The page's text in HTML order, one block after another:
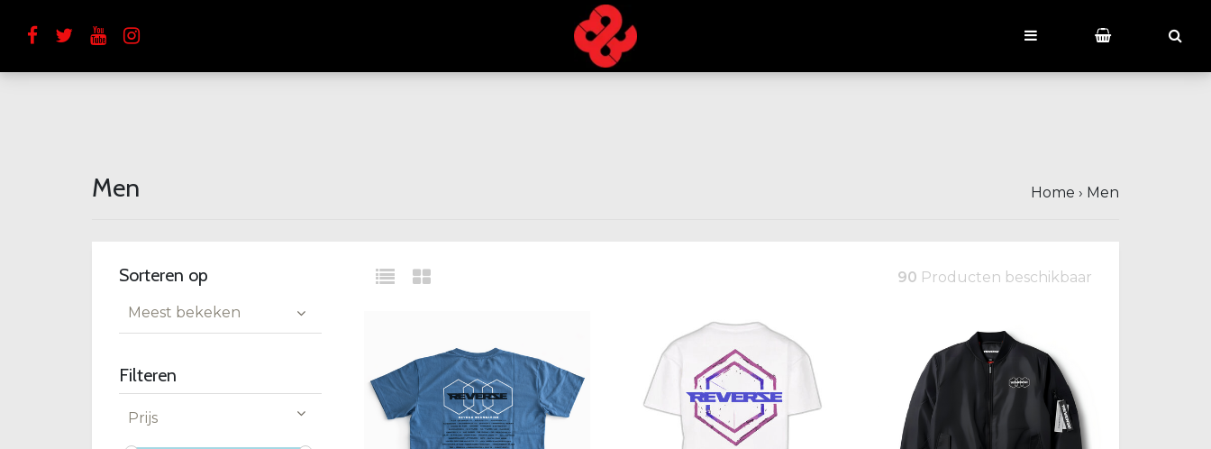
Men Home › Men
90 Producten beschikbaar
Sorteren op
Meest bekeken
Filteren
Prijs